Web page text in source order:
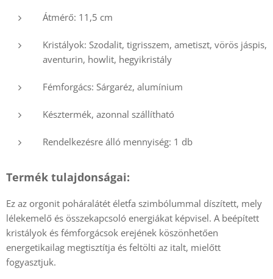
Átmérő: 11,5 cm
Kristályok: Szodalit, tigrisszem, ametiszt, vörös jáspis,
aventurin, howlit, hegyikristály
Fémforgács: Sárgaréz, alumínium
Késztermék, azonnal szállítható
Rendelkezésre álló mennyiség: 1 db
Termék tulajdonságai:
Ez az orgonit poháralátét életfa szimbólummal díszített, mely
lélekemelő és összekapcsoló energiákat képvisel. A beépített
kristályok és fémforgácsok erejének köszönhetően
energetikailag megtisztítja és feltölti az italt, mielőtt
fogyasztjuk.